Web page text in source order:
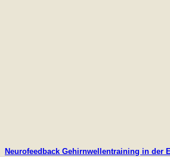
Neurofeedback Gehirnwellentraining in der